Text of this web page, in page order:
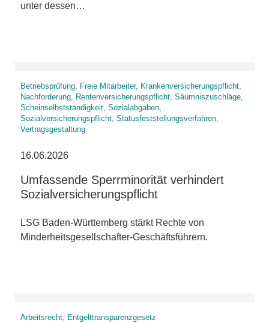
unter dessen…
Betriebsprüfung, Freie Mitarbeiter, Krankenversicherungspflicht,
Nachforderung, Rentenversicherungspflicht, Säumniszuschläge,
Scheinselbstständigkeit, Sozialabgaben,
Sozialversicherungspflicht, Statusfeststellungsverfahren,
Vertragsgestaltung
16.06.2026
Umfassende Sperrminorität verhindert
Sozialversicherungspflicht
LSG Baden-Württemberg stärkt Rechte von
Minderheitsgesellschafter-Geschäftsführern.
Arbeitsrecht, Entgelttransparenzgesetz